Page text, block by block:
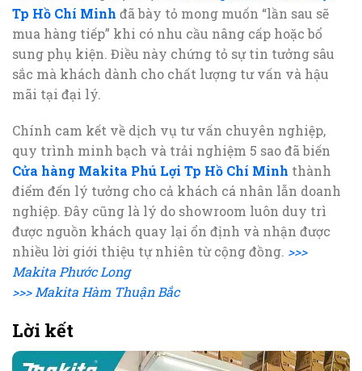
Tp Hồ Chí Minh đã bày tỏ mong muốn “lần sau sẽ
mua hàng tiếp” khi có nhu cầu nâng cấp hoặc bổ
sung phụ kiện. Điều này chứng tỏ sự tin tưởng sâu
sắc mà khách dành cho chất lượng tư vấn và hậu
mãi tại đại lý.
Chính cam kết về dịch vụ tư vấn chuyên nghiệp,
quy trình minh bạch và trải nghiệm 5 sao đã biến
Cửa hàng Makita Phú Lợi Tp Hồ Chí Minh thành
điểm đến lý tưởng cho cả khách cá nhân lẫn doanh
nghiệp. Đây cũng là lý do showroom luôn duy trì
được nguồn khách quay lại ổn định và nhận được
nhiều lời giới thiệu tự nhiên từ cộng đồng. >>>
Makita Phước Long
>>> Makita Hàm Thuận Bắc
Lời kết